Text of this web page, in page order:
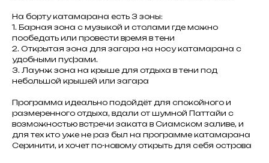
На борту катамарана есть 3 зоны:
1. Барная зона с музыкой и столами где можно
пообедать или провести время в тени
2. Открытая зона для загара на носу катамарана с
удобными пуфами.
3. Лаунж зона на крыше для отдыха в тени под
небольшой крышей или загара
Программа идеально подойдёт для спокойного и
размеренного отдыха, вдали от шумной Паттайи с
возможностью встречи заката в Сиамском заливе, и
для тех кто уже не раз был на программе катамарана
Серинити, и хочет по-новому открыть для себя острова